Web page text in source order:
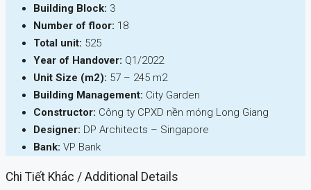
Building Block: 3
Number of floor: 18
Total unit: 525
Year of Handover: Q1/2022
Unit Size (m2): 57 – 245 m2
Building Management: City Garden
Constructor: Công ty CPXD nền móng Long Giang
Designer: DP Architects – Singapore
Bank: VP Bank
Chi Tiết Khác / Additional Details